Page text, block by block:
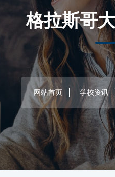
格拉斯哥
网站首页 学校资讯